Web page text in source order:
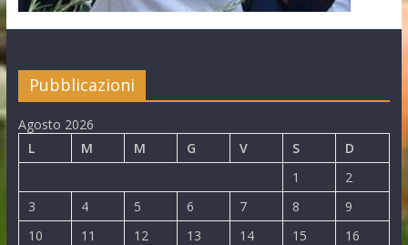
Pubblicazioni
Agosto 2026
L
M M G V S
D
1
2
3
4 5 6 7 8
9
10
11 12 13 14 15 16